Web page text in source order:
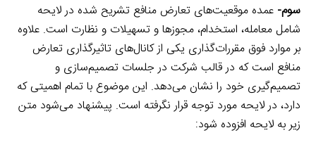
سوم- عمده موقعیت‌های تعارض منافع تشریح شده در لایحه
شامل معامله، استخدام، مجوزها و تسهیلات و نظارت است. علاوه
بر موارد فوق مقررات‌گذاری یکی از کانال‌های تاثیرگذاری تعارض
منافع است که در قالب شرکت در جلسات تصمیم‌سازی و
تصمیم‌گیری خود را نشان می‌دهد. این موضوع با تمام اهمیتی که
دارد، در لایحه مورد توجه قرار نگرفته است. پیشنهاد می‌شود متن
زیر به لایحه افزوده شود: